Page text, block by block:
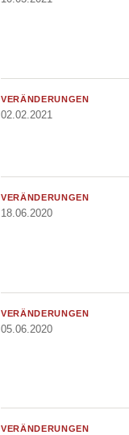
VERÄNDERUNGEN
02.02.2021
VERÄNDERUNGEN
18.06.2020
VERÄNDERUNGEN
05.06.2020
VERÄNDERUNGEN